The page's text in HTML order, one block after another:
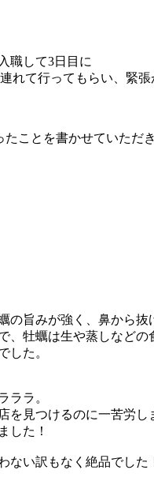
職して3日目に
れて行ってもらい、緊
ことを書かせていただ
の旨みが強く、鼻から
牡蠣は生や蒸しなどの
した。
ララ。
見つけるのに一苦労し
した！
ない訳もなく絶品でした